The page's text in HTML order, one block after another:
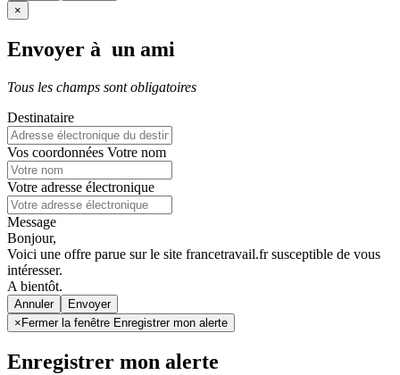
×
Envoyer à un ami
Tous les champs sont obligatoires
Destinataire
Vos coordonnées Votre nom
Votre adresse électronique
Message
Bonjour,
Voici une offre parue sur le site francetravail.fr susceptible de vous
intéresser.
A bientôt.
Annuler
× Fermer la fenêtre Enregistrer mon alerte
Enregistrer mon alerte